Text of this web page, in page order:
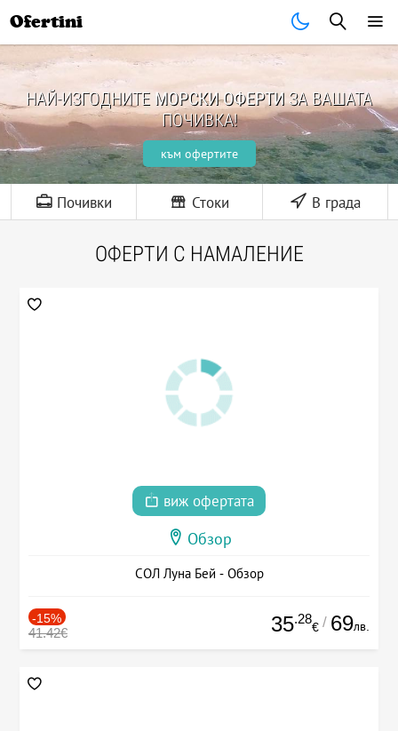
Ofertini
НАЙ-ИЗГОДНИТЕ МОРСКИ ОФЕРТИЗА ВАШАТА
ПОЧИВКА!
към офертите
Почивки Стоки В града
ОФЕРТИ С НАМАЛЕНИЕ
виж офертата
Обзор
СОЛ Луна Бей - Обзор
-15%
41.42€ 35.28
€ / 69лв.